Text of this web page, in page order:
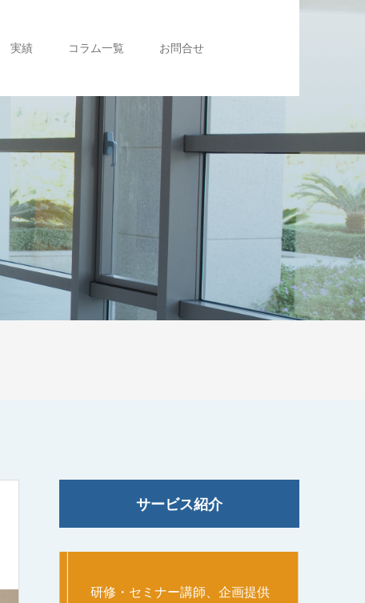
実績 コラム一覧 お問合せ
サービス紹介
研修・セミナー講師、企画提供